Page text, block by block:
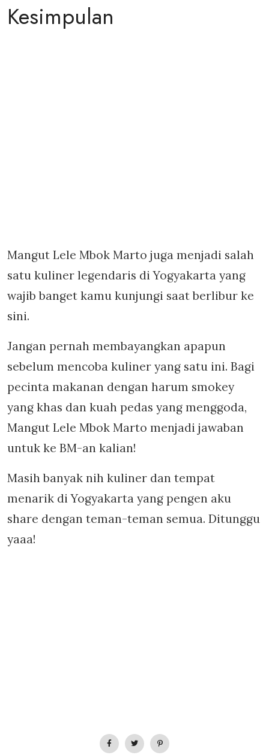
Kesimpulan
Mangut Lele Mbok Marto juga menjadi salah
satu kuliner legendaris di Yogyakarta yang
wajib banget kamu kunjungi saat berlibur ke
sini.
Jangan pernah membayangkan apapun
sebelum mencoba kuliner yang satu ini. Bagi
pecinta makanan dengan harum smokey
yang khas dan kuah pedas yang menggoda,
Mangut Lele Mbok Marto menjadi jawaban
untuk ke BM-an kalian!
Masih banyak nih kuliner dan tempat
menarik di Yogyakarta yang pengen aku
share dengan teman-teman semua. Ditunggu
yaaa!